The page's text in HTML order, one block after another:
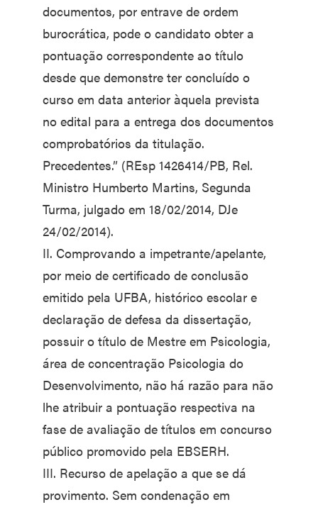
documentos, por entrave de ordem
burocrática, pode o candidato obter a
pontuação correspondente ao título
desde que demonstre ter concluído o
curso em data anterior àquela prevista
no edital para a entrega dos documentos
comprobatórios da titulação.
Precedentes.” (REsp 1426414/PB, Rel.
Ministro Humberto Martins, Segunda
Turma, julgado em 18/02/2014, DJe
24/02/2014).
II. Comprovando a impetrante/apelante,
por meio de certificado de conclusão
emitido pela UFBA, histórico escolar e
declaração de defesa da dissertação,
possuir o título de Mestre em Psicologia,
área de concentração Psicologia do
Desenvolvimento, não há razão para não
lhe atribuir a pontuação respectiva na
fase de avaliação de títulos em concurso
público promovido pela EBSERH.
III. Recurso de apelação a que se dá
provimento. Sem condenação em